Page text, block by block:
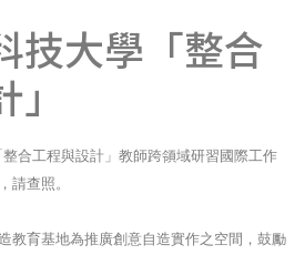
技大學「整合
整合工程與設計」教師跨領域研習國際工作
請查照。
教育基地為推廣創意自造實作之空間，鼓勵